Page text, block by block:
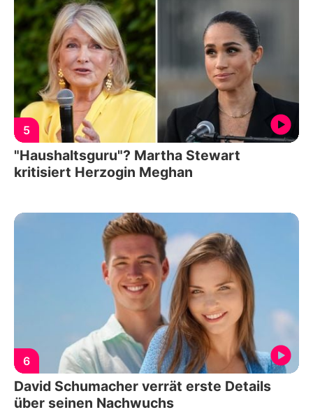
5
"Haushaltsguru"? Martha Stewart
kritisiert Herzogin Meghan
6
David Schumacher verrät erste Details
über seinen Nachwuchs